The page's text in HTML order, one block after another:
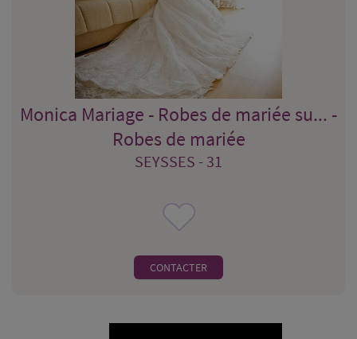
Monica Mariage - Robes de mariée su... -
Robes de mariée
SEYSSES - 31
CONTACTER